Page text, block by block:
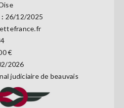
26/12/2025
€
2026
judiciaire de beauvais